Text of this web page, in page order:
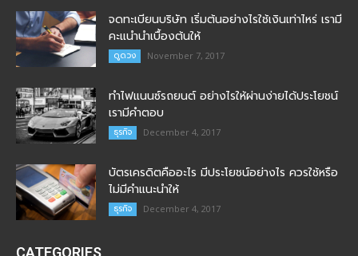
จดทะเบียนบริษัท เริ่มต้นอย่างไรใช้เงินเท่าไหร่ เรามี
คะแนำนำเบื้องต้นให้
ดูดวง November 7, 2017
ทำไฟแนนซ์รถยนต์ อย่างไรให้ผ่านง่ายได้ประโยชน์
เรามีคำตอบ
ธุรกิจ December 4, 2017
บัตรเครดิตคืออะไร มีประโยชน์อย่างไร ควรใช้หรือ
ไม่มีคำแนะนำให้
ธุรกิจ December 4, 2017
CATEGORIES